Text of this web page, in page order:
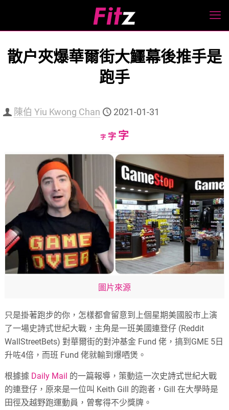
散户夾爆華爾街大鱷幕後推手是
跑手
陳伯 Yiu Kwong Chan 2021-01-31
字Decrease
size.
字Reset
size.
字Increase
size.
圖片來源
只是掛著跑步的你，怎樣都會留意到上個星期美國股市上演
了一場史詩式世紀大戰，主角是一班美國連登仔 (Reddit
WallStreetBets) 對華爾街的對沖基金 Fund 佬，搞到GME 5日
升咗4倍，而班 Fund 佬就輸到爆哂煲。
根據據 Daily Mail 的一篇報導，策動這一次史詩式世紀大戰
的連登仔，原來是一位叫 Keith Gill 的跑者，Gill 在大學時是
田徑及越野跑運動員，曾奪得不少獎牌。